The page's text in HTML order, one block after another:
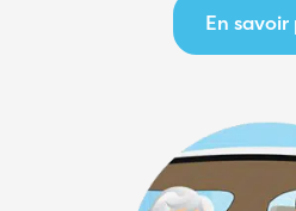
En savoir